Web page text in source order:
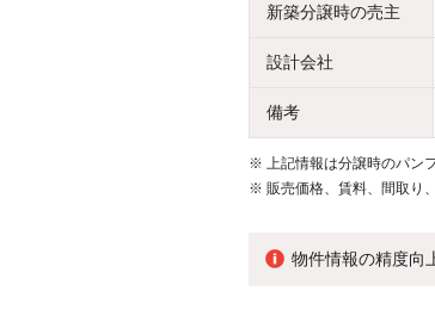
新築分譲時の売主
設計会社
備考
※
上記情報は分譲時のパン
※ 販売価格、賃料、間取り
物件情報の精度向